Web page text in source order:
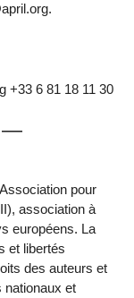
+33 6 81 18 11 30
—
pour
association à
européens. La
et libertés
des auteurs et
nationaux et